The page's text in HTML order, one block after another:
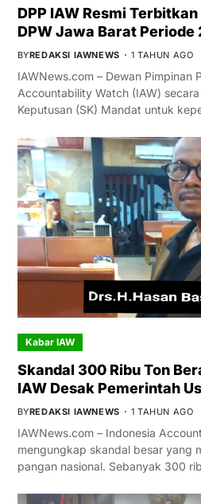
DPP IAW Resmi
DPW Jawa Barat Periode
BYREDAKSI IAWNEWS 1 TAHUN AGO
IAWNews.com – Dewan Pimpinan
Accountability Watch (IAW)
Keputusan (SK) Mandat untuk
Kabar IAW
Skandal 300 Ribu Ton
IAW Desak Pemerintah
BYREDAKSI IAWNEWS 1 TAHUN AGO
IAWNews.com – Indonesia
mengungkap skandal besar yang
pangan nasional. Sebanyak 300